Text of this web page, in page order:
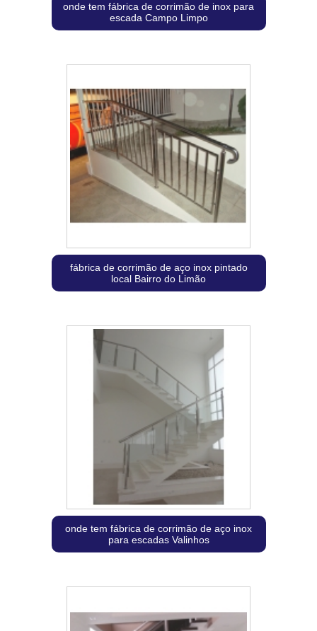
onde tem fábrica de corrimão de inox para
escada Campo Limpo
fábrica de corrimão de aço inox pintado
local Bairro do Limão
onde tem fábrica de corrimão de aço inox
para escadas Valinhos